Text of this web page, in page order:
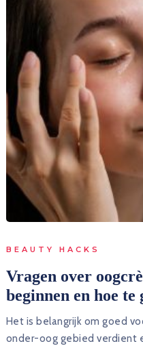
BEAUTY HACKS
Vragen over
beginnen en hoe te
Het is belangrijk om goed
onder-oog gebied verdient